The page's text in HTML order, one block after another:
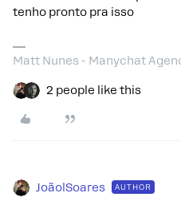
tenho pronto pra isso
Matt Nunes - Manychat
2 people like this
JoãolSoares AUTHOR